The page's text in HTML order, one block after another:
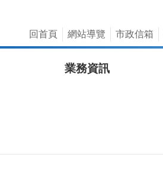
回首頁
網站導覽 市政信箱
業務資訊